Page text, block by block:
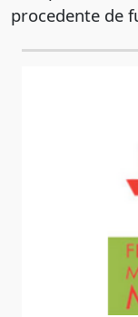
procedente de